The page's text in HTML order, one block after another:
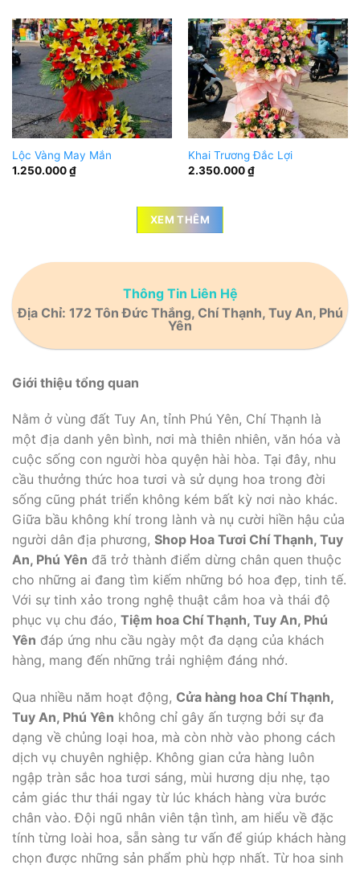
Lộc Vàng May Mắn
1.250.000₫
Khai Trương Đắc Lợi
2.350.000₫
XEM THÊM
Thông Tin Liên Hệ
Địa Chỉ: 172 Tôn Đức Thắng, Chí Thạnh, Tuy An, Phú
Yên
Giới thiệu tổng quan
Nằm ở vùng đất Tuy An, tỉnh Phú Yên, Chí Thạnh là
một địa danh yên bình, nơi mà thiên nhiên, văn hóa và
cuộc sống con người hòa quyện hài hòa. Tại đây, nhu
cầu thưởng thức hoa tươi và sử dụng hoa trong đời
sống cũng phát triển không kém bất kỳ nơi nào khác.
Giữa bầu không khí trong lành và nụ cười hiền hậu của
người dân địa phương, Shop Hoa Tươi Chí Thạnh, Tuy
An, Phú Yên đã trở thành điểm dừng chân quen thuộc
cho những ai đang tìm kiếm những bó hoa đẹp, tinh tế.
Với sự tinh xảo trong nghệ thuật cắm hoa và thái độ
phục vụ chu đáo, Tiệm hoa Chí Thạnh, Tuy An, Phú
Yên đáp ứng nhu cầu ngày một đa dạng của khách
hàng, mang đến những trải nghiệm đáng nhớ.
Qua nhiều năm hoạt động, Cửa hàng hoa Chí Thạnh,
Tuy An, Phú Yên không chỉ gây ấn tượng bởi sự đa
dạng về chủng loại hoa, mà còn nhờ vào phong cách
dịch vụ chuyên nghiệp. Không gian cửa hàng luôn
ngập tràn sắc hoa tươi sáng, mùi hương dịu nhẹ, tạo
cảm giác thư thái ngay từ lúc khách hàng vừa bước
chân vào. Đội ngũ nhân viên tận tình, am hiểu về đặc
tính từng loài hoa, sẵn sàng tư vấn để giúp khách hàng
chọn được những sản phẩm phù hợp nhất. Từ hoa sinh